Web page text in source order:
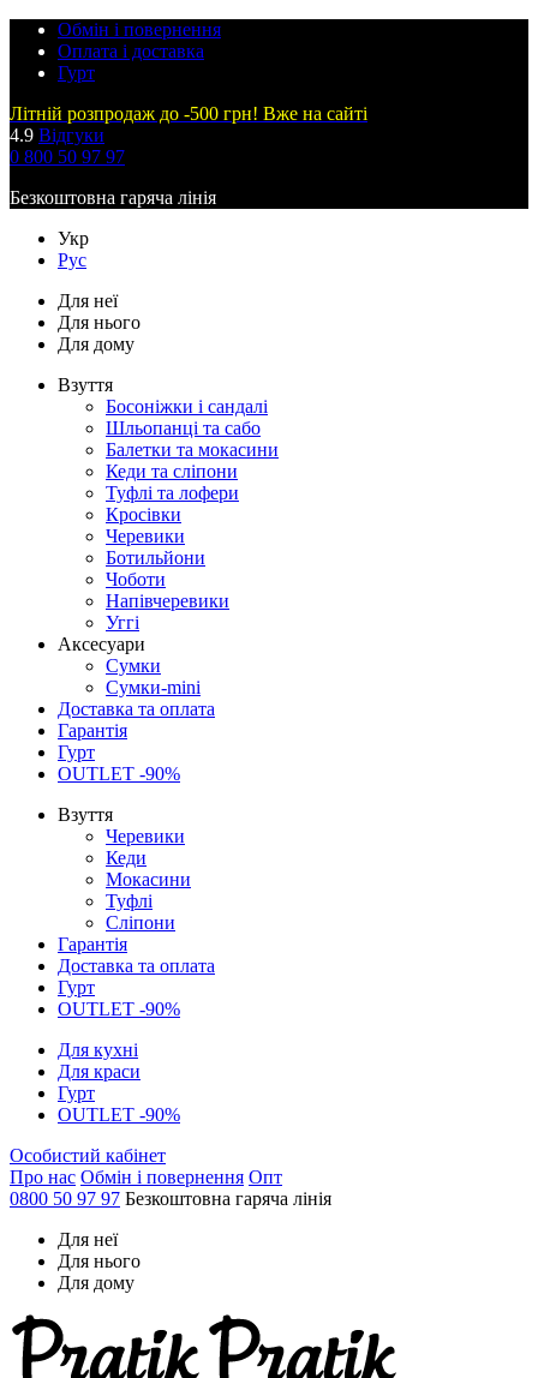
Обмін і повернення
Оплата і доставка
Гурт
Літній розпродаж до -500 грн! Вже на сайті
4.9 Відгуки
0 800 50 97 97
Безкоштовна гаряча лінія
Укр
Рус
Для неї
Для нього
Для дому
Взуття
Босоніжки і сандалі
Шльопанці та сабо
Балетки та мокасини
Кеди та сліпони
Туфлі та лофери
Кросівки
Черевики
Ботильйони
Чоботи
Напівчеревики
Уггі
Аксесуари
Сумки
Сумки-mini
Доставка та оплата
Гарантія
Гурт
OUTLET -90%
Взуття
Черевики
Кеди
Мокасини
Туфлі
Сліпони
Гарантія
Доставка та оплата
Гурт
OUTLET -90%
Для кухні
Для краси
Гурт
OUTLET -90%
Особистий кабінет
Про нас Обмін і повернення Опт
0800 50 97 97 Безкоштовна гаряча лінія
Для неї
Для нього
Для дому